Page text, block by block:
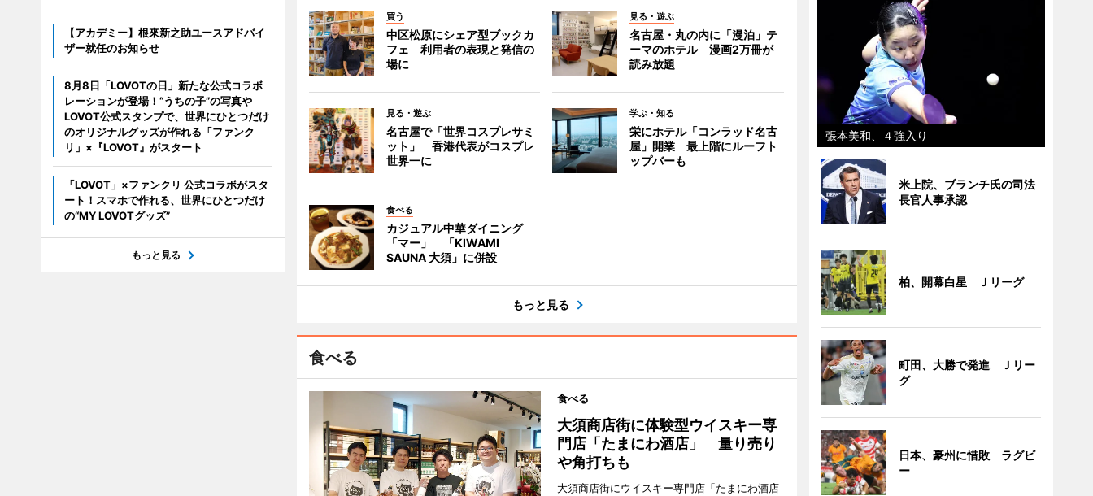
買う
中区松原にシェア型ブックカ
フェ 利用者の表現と発信の
場に
見る・遊ぶ
名古屋・丸の内に「漫泊」テ
ーマのホテル 漫画2万冊が
読み放題
見る・遊ぶ
名古屋で「世界コスプレサミ
ット」 香港代表がコスプレ
世界一に
学ぶ・知る
栄にホテル「コンラッド名古
屋」開業 最上階にルーフト
ップバーも
食べる
カジュアル中華ダイニング
「マー」 「KIWAMI
SAUNA 大須」に併設
もっと見る
食べる
食べる
大須商店街に体験型ウイスキー専
門店「たまにわ酒店」 量り売り
や角打ちも
大須商店街にウイスキー専門店「たまにわ酒店
【アカデミー】根來新之助ユースアドバイ
ザー就任のお知らせ
8月8日「LOVOTの日」新たな公式コラボ
レーションが登場！“うちの子”の写真や
LOVOT公式スタンプで、世界にひとつだけ
のオリジナルグッズが作れる「ファンク
リ」×『LOVOT』がスタート
「LOVOT」×ファンクリ 公式コラボがスタ
ート！スマホで作れる、世界にひとつだけ
の“MY LOVOTグッズ”
もっと見る
張本美和、４強入り
米上院、ブランチ氏の司法
長官人事承認
柏、開幕白星 Ｊリーグ
町田、大勝で発進 Ｊリー
グ
日本、豪州に惜敗 ラグビ
ー